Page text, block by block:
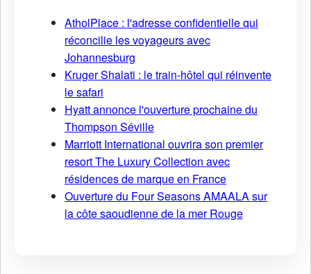
AtholPlace : l'adresse confidentielle qui
réconcilie les voyageurs avec
Johannesburg
Kruger Shalati : le train-hôtel qui réinvente
le safari
Hyatt annonce l'ouverture prochaine du
Thompson Séville
Marriott International ouvrira son premier
resort The Luxury Collection avec
résidences de marque en France
Ouverture du Four Seasons AMAALA sur
la côte saoudienne de la mer Rouge